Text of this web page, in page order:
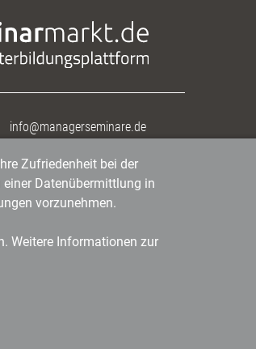
info@managerseminare.de
Zufriedenheit bei der
einer Datenübermittlung in
vorzunehmen.
Weitere Informationen zur